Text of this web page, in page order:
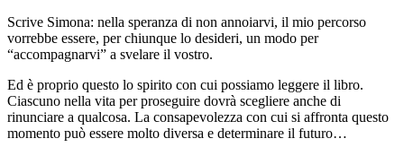
Scrive Simona: nella speranza di non annoiarvi, il mio percorso
vorrebbe essere, per chiunque lo desideri, un modo per
“accompagnarvi” a svelare il vostro.
Ed è proprio questo lo spirito con cui possiamo leggere il libro.
Ciascuno nella vita per proseguire dovrà scegliere anche di
rinunciare a qualcosa. La consapevolezza con cui si affronta questo
momento può essere molto diversa e determinare il futuro…